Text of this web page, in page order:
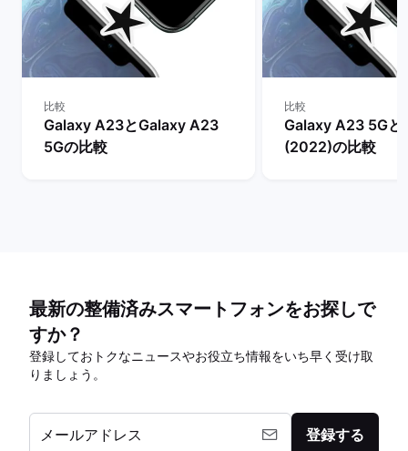
比較
Galaxy A23とGalaxy A23
5Gの比較
比較
Galaxy A23 5Gと
(2022)の比較
最新の整備済みスマートフォンをお探しで
すか？
登録しておトクなニュースやお役立ち情報をいち早く受け取
りましょう。
メールアドレス 登録する